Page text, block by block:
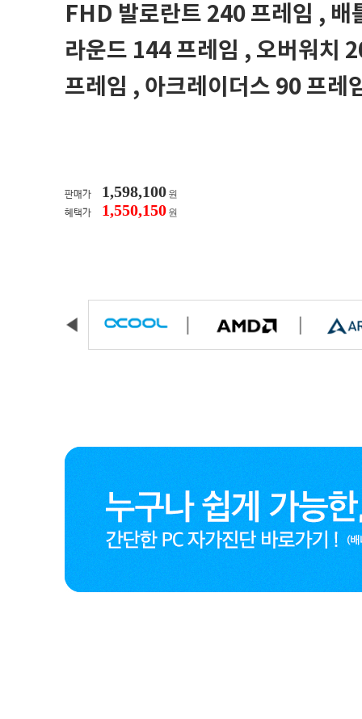
FHD 발로란트 240 프레임 , 배
라운드 144 프레임 , 오버워치
프레임 , 아크레이더스 90 프레
판매가 1,598,100 원
혜택가
1,550,150 원